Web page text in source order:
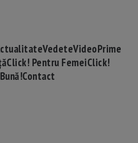
VedeteVideoPrime
Click! Pentru FemeiClick!
Contact